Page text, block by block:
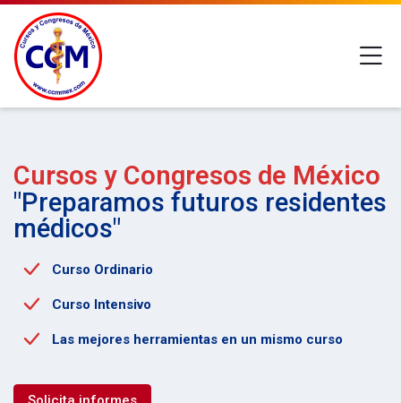
Skip to navigation
Skip to login form
Saltar al contenido principal
Skip to footer
Cursos y Congresos de México
"Preparamos futuros residentes
médicos"
Curso Ordinario
Curso Intensivo
Las mejores herramientas en un mismo curso